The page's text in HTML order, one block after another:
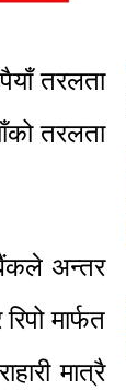
तरलता
तरलता
बैंकले अन्तर
मार्फत
मात्रै